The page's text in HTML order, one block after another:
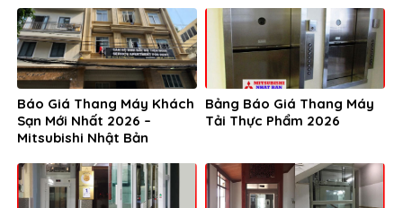
Báo Giá Thang Máy Khách
Sạn Mới Nhất 2026 –
Mitsubishi Nhật Bản
Bảng Báo Giá Thang Máy
Tải Thực Phẩm 2026